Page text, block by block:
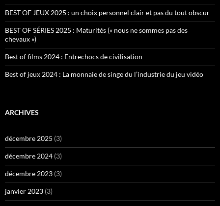
BEST OF JEUX 2025 : un choix personnel clair et pas du tout obscur
BEST OF SÉRIES 2025 : Maturités (« nous ne sommes pas des
chevaux »)
Best of films 2024 : Entrechocs de civilisation
Best of jeux 2024 : La monnaie de singe du l’industrie du jeu vidéo
ARCHIVES
décembre 2025 (3)
décembre 2024 (3)
décembre 2023 (3)
janvier 2023 (3)